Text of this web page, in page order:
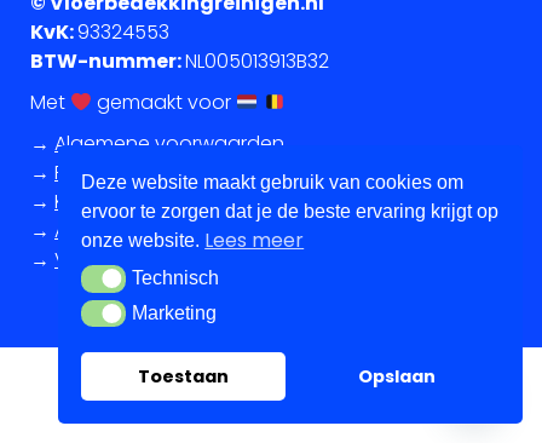
Deze website maakt gebruik van cookies om
ervoor te zorgen dat je de beste ervaring krijgt op
onze website. Lees meer
TechnischTechnisch
MarketingMarketing
Toestaan Opslaan
KvK:93324553
BTW-nummer:NL005013913B32
Met
gemaakt voor
→ Algemene voorwaarden
→ Privacy Policy
→ Klantenservice
→ Annuleringsvoorwaarden
→ Vacatures